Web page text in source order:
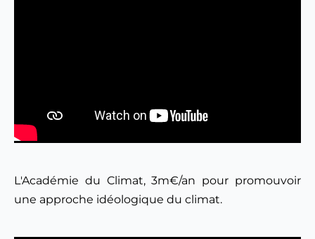
L'Académie du Climat, 3m€/an pour promouvoir
une approche idéologique du climat.